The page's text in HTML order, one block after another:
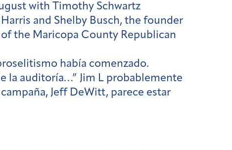
with Timothy Schwartz
and Shelby Busch, the founder
the Maricopa County Republican
había comenzado.
la auditoría…” Jim L probablemente
Jeff DeWitt, parece estar